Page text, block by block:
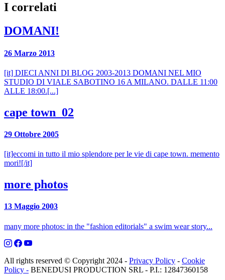
I correlati
DOMANI!
26 Marzo 2013
[it] DIECI ANNI DI BLOG 2003-2013 DOMANI NEL MIO
STUDIO DI VIALE SABOTINO 16 A MILANO. DALLE 11:00
ALLE 18:00.[...]
cape town_02
29 Ottobre 2005
[it]eccomi in tutto il mio splendore per le vie di cape town. memento
mori![/it]
more photos
13 Maggio 2003
many more photos: in the "fashion editorials" a swim wear story...
All rights reserved © Copyright 2024 - Privacy Policy - Cookie
Policy - BENEDUSI PRODUCTION SRL - P.I.: 12847360158